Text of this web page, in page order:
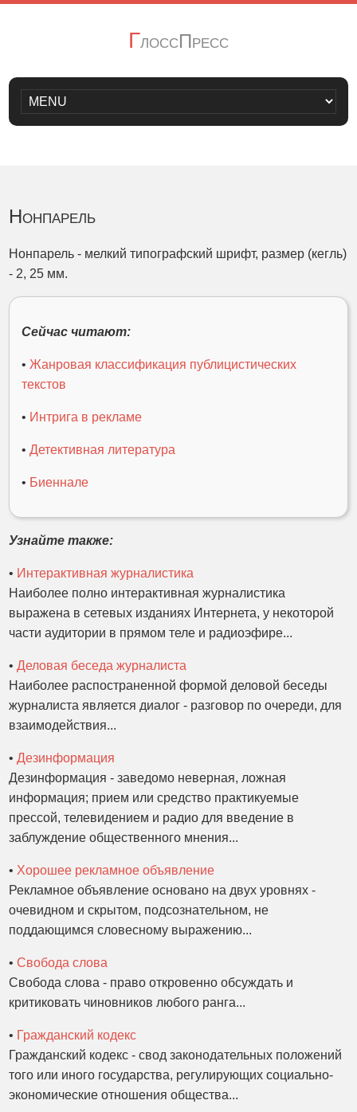
ГлоссПресс
Нонпарель
Нонпарель - мелкий типографский шрифт, размер (кегль)
- 2, 25 мм.
Сейчас читают:
• Жанровая классификация публицистических
текстов
• Интрига в рекламе
•Детективная литература
• Биеннале
Узнайте также:
• Интерактивная журналистика
Наиболее полно интерактивная журналистика
выражена в сетевых изданиях Интернета, у некоторой
части аудитории в прямом теле и радиоэфире...
•Деловая беседа журналиста
Наиболее распостраненной формой деловой беседы
журналиста является диалог - разговор по очереди, для
взаимодействия...
•Дезинформация
Дезинформация - заведомо неверная, ложная
информация; прием или средство практикуемые
прессой, телевидением и радио для введение в
заблуждение общественного мнения...
• Хорошее рекламное объявление
Рекламное объявление основано на двух уровнях -
очевидном и скрытом, подсознательном, не
поддающимся словесному выражению...
•Свобода слова
Свобода слова - право откровенно обсуждать и
критиковать чиновников любого ранга...
• Гражданский кодекс
Гражданский кодекс - свод законодательных положений
того или иного государства, регулирующих социально-
экономические отношения общества...